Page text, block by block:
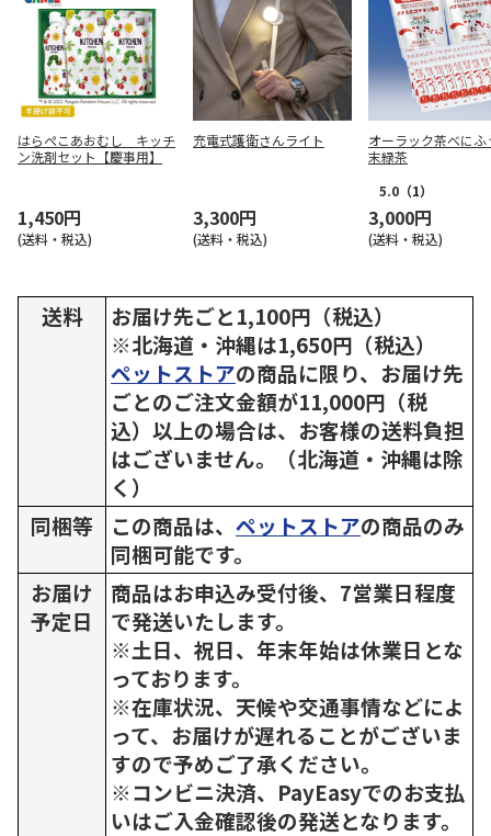
はらぺこあおむし キッチ
ン洗剤セット【慶事用】
1,450円
(送料・税込)
充電式護衛さんライト
3,300円
(送料・税込)
オーラック茶べにふ
末緑茶
5.0 （1）
3,000円
(送料・税込)
送料
お届け先ごと1,100円（税込）
※北海道・沖縄は1,650円（税込）
ペットストアの商品に限り、お届け先
ごとのご注文金額が11,000円（税
込）以上の場合は、お客様の送料負担
はございません。（北海道・沖縄は除
く）
同梱等
この商品は、 ペットストアの商品のみ
同梱可能です。
お届け
予定日
商品はお申込み受付後、7営業日程度
で発送いたします。
※土日、祝日、年末年始は休業日とな
っております。
※在庫状況、天候や交通事情などによ
って、お届けが遅れることがございま
すので予めご了承ください。
※コンビニ決済、PayEasyでのお支払
いはご入金確認後の発送となります。